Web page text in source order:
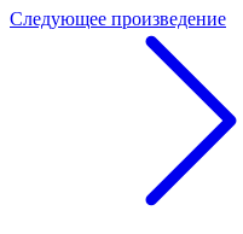
Следующее произведение